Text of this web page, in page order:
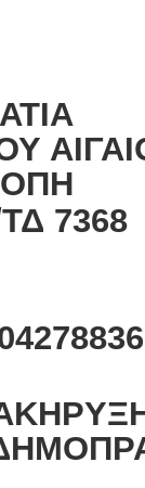
7368